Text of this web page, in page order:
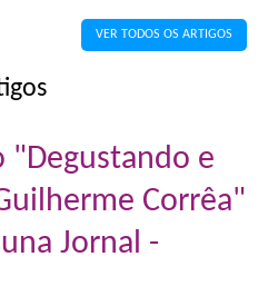
VER TODOS OS ARTIGOS
e
Corrêa"
Jornal -